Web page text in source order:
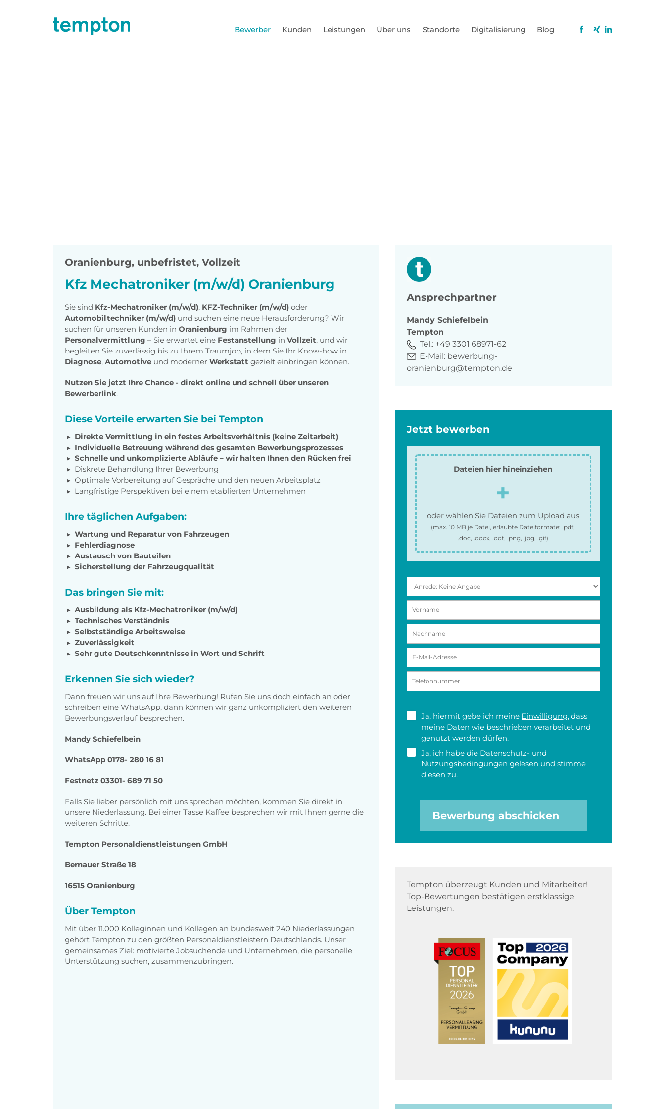
Bewerber Kunden Leistungen Über uns Standorte Digitalisierung Blog
Oranienburg, unbefristet, Vollzeit
Kfz Mechatroniker (m/w/d) Oranienburg
Sie sind Kfz-Mechatroniker (m/w/d), KFZ-Techniker (m/w/d) oder
Automobiltechniker (m/w/d) und suchen eine neue Herausforderung? Wir
suchen für unseren Kunden in Oranienburg im Rahmen der
Personalvermittlung – Sie erwartet eine Festanstellung in Vollzeit, und wir
begleiten Sie zuverlässig bis zu Ihrem Traumjob, in dem Sie Ihr Know-how in
Diagnose, Automotive und moderner Werkstatt gezielt einbringen können.
Nutzen Sie jetzt Ihre Chance - direkt online und schnell über unseren
Bewerberlink.
Diese Vorteile erwarten Sie bei Tempton
Direkte Vermittlung in ein festes Arbeitsverhältnis (keine Zeitarbeit)
Individuelle Betreuung während des gesamten Bewerbungsprozesses
Schnelle und unkomplizierte Abläufe – wir halten Ihnen den Rücken frei
Diskrete Behandlung Ihrer Bewerbung
Optimale Vorbereitung auf Gespräche und den neuen Arbeitsplatz
Langfristige Perspektiven bei einem etablierten Unternehmen
Ihre täglichen Aufgaben:
Wartung und Reparatur von Fahrzeugen
Fehlerdiagnose
Austausch von Bauteilen
Sicherstellung der Fahrzeugqualität
Das bringen Sie mit:
Ausbildung als Kfz-Mechatroniker (m/w/d)
Technisches Verständnis
Selbstständige Arbeitsweise
Zuverlässigkeit
Sehr gute Deutschkenntnisse in Wort und Schrift
Erkennen Sie sich wieder?
Dann freuen wir uns auf Ihre Bewerbung! Rufen Sie uns doch einfach an oder
schreiben eine WhatsApp, dann können wir ganz unkompliziert den weiteren
Bewerbungsverlauf besprechen.
Mandy Schiefelbein
WhatsApp 0178- 280 16 81
Festnetz 03301- 689 71 50
Falls Sie lieber persönlich mit uns sprechen möchten, kommen Sie direkt in
unsere Niederlassung. Bei einer Tasse Kaffee besprechen wir mit Ihnen gerne die
weiteren Schritte.
Tempton Personaldienstleistungen GmbH
Bernauer Straße 18
16515 Oranienburg
Über Tempton
Mit über 11.000 Kolleginnen und Kollegen an bundesweit 240 Niederlassungen
gehört Tempton zu den größten Personaldienstleistern Deutschlands. Unser
gemeinsames Ziel: motivierte Jobsuchende und Unternehmen, die personelle
Unterstützung suchen, zusammenzubringen.
Ansprechpartner
Mandy Schiefelbein
Tempton
Tel.: +49 3301 68971-62
E-Mail: bewerbung-
oranienburg@tempton.de
Jetzt bewerben
Dateien hier hineinziehen
oder wählen Sie Dateien zum Upload aus
(max.10 MB je Datei, erlaubte Dateiformate:.pdf,
.doc, .docx, .odt, .png, .jpg, .gif)
Ja, hiermit gebe ich meine Einwilligung, dass
meine Daten wie beschrieben verarbeitet und
genutzt werden dürfen.
Ja, ich habe die Datenschutz- und
Nutzungsbedingungen gelesen und stimme
diesen zu.
Bewerbung abschicken
Tempton überzeugt Kunden und Mitarbeiter!
Top-Bewertungen bestätigen erstklassige
Leistungen.